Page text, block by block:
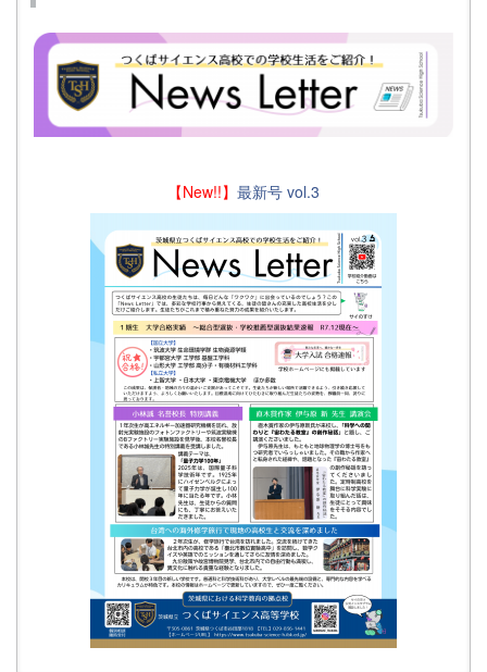
【New!!】 最新号 vol.3